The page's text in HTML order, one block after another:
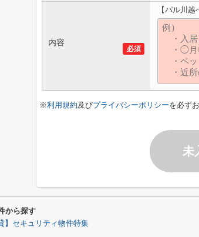
必須
内容
【パル川越
※利用規約及びプライバシーポリシーを必ず
未
から探す
】セキュリティ物件特集